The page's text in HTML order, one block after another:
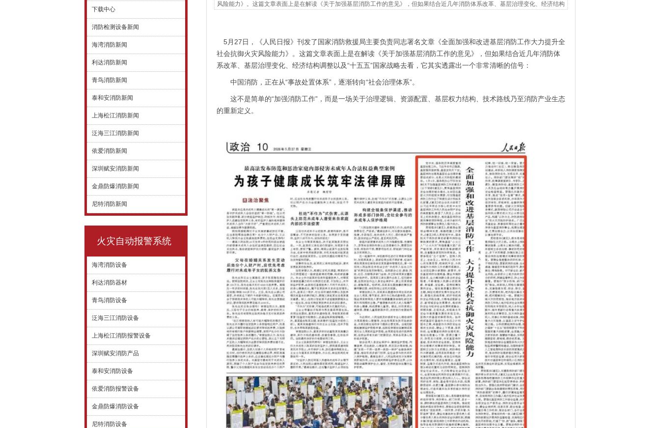
风险能力》。这篇文章表面上是在解读《关于加强基层消防工作的意见》，但如果结合近几年消防体系改革、基层治理变化、经济结构
5月27日，《人民日报》刊发了国家消防救援局主要负责同志署名文章《全面加强和改进基层消防工作大力提升全
社会抗御火灾风险能力》。这篇文章表面上是在解读《关于加强基层消防工作的意见》，但如果结合近几年消防体
系改革、基层治理变化、经济结构调整以及“十五五”国家战略去看，它其实透露出一个非常清晰的信号：
中国消防，正在从“事故处置体系”，逐渐转向“社会治理体系”。
这不是简单的“加强消防工作”，而是一场关于治理逻辑、资源配置、基层权力结构、技术路线乃至消防产业生态
的重新定义。
下载中心
消防检测设备新闻
海湾消防新闻
利达消防新闻
青鸟消防新闻
泰和安消防新闻
上海松江消防新闻
泛海三江消防新闻
依爱消防新闻
深圳赋安消防新闻
金鼎防爆消防新闻
尼特消防新闻
火灾自动报警系统
海湾消防设备
利达消防器材
青鸟消防设备
泛海三江消防设备
上海松江消防报警设备
深圳赋安消防产品
泰和安消防设备
依爱消防报警设备
金鼎防爆消防设备
尼特消防设备